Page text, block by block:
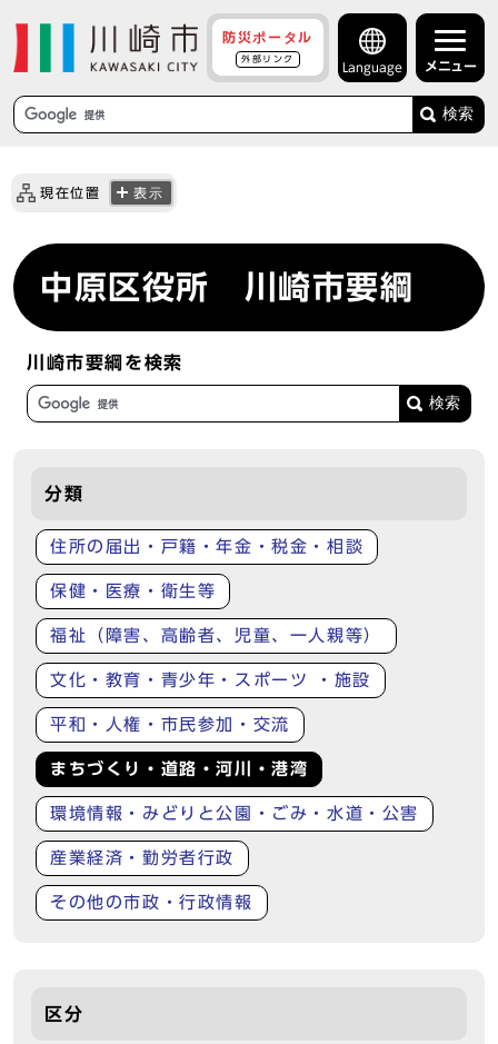
防災ポータル
外部リンク
Language メニュー
検索
現在位置 表示
中原区役所 川崎市要綱
川崎市要綱を検索
分類
住所の届出・戸籍・年金・税金・相談
保健・医療・衛生等
福祉（障害、高齢者、児童、一人親等）
文化・教育・青少年・スポーツ ・施設
平和・人権・市民参加・交流
まちづくり・道路・河川・港湾
環境情報・みどりと公園・ごみ・水道・公害
産業経済・勤労者行政
その他の市政・行政情報
区分